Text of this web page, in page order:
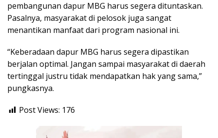
pembangunan dapur MBG harus segera dituntaskan.
Pasalnya, masyarakat di pelosok juga sangat
menantikan manfaat dari program nasional ini.
“Keberadaan dapur MBG harus segera dipastikan
berjalan optimal. Jangan sampai masyarakat di daerah
tertinggal justru tidak mendapatkan hak yang sama,”
pungkasnya.
Post Views: 176